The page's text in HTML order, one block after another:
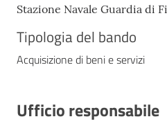
Stazione Navale Guardia di
Tipologia del bando
Acquisizione di beni e servizi
Ufficio responsabile